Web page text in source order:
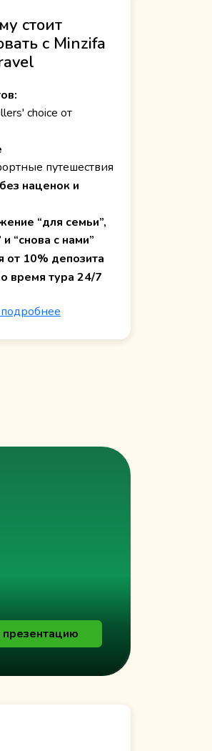
стоит
с Minzifa
choice от
путешествия
наценок и
“для семьи”,
“снова с нами”
от 10% депозита
время тура 24/7
презентацию